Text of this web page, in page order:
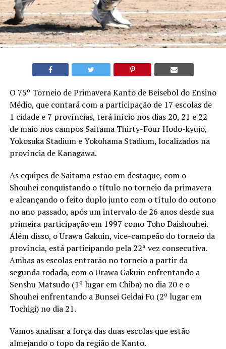
O 75º Torneio de Primavera Kanto de Beisebol do Ensino
Médio, que contará com a participação de 17 escolas de
1 cidade e 7 províncias, terá início nos dias 20, 21 e 22
de maio nos campos Saitama Thirty-Four Hodo-kyujo,
Yokosuka Stadium e Yokohama Stadium, localizados na
província de Kanagawa.
As equipes de Saitama estão em destaque, com o
Shouhei conquistando o título no torneio da primavera
e alcançando o feito duplo junto com o título do outono
no ano passado, após um intervalo de 26 anos desde sua
primeira participação em 1997 como Toho Daishouhei.
Além disso, o Urawa Gakuin, vice-campeão do torneio da
província, está participando pela 22ª vez consecutiva.
Ambas as escolas entrarão no torneio a partir da
segunda rodada, com o Urawa Gakuin enfrentando a
Senshu Matsudo (1º lugar em Chiba) no dia 20 e o
Shouhei enfrentando a Bunsei Geidai Fu (2º lugar em
Tochigi) no dia 21.
Vamos analisar a força das duas escolas que estão
almejando o topo da região de Kanto.